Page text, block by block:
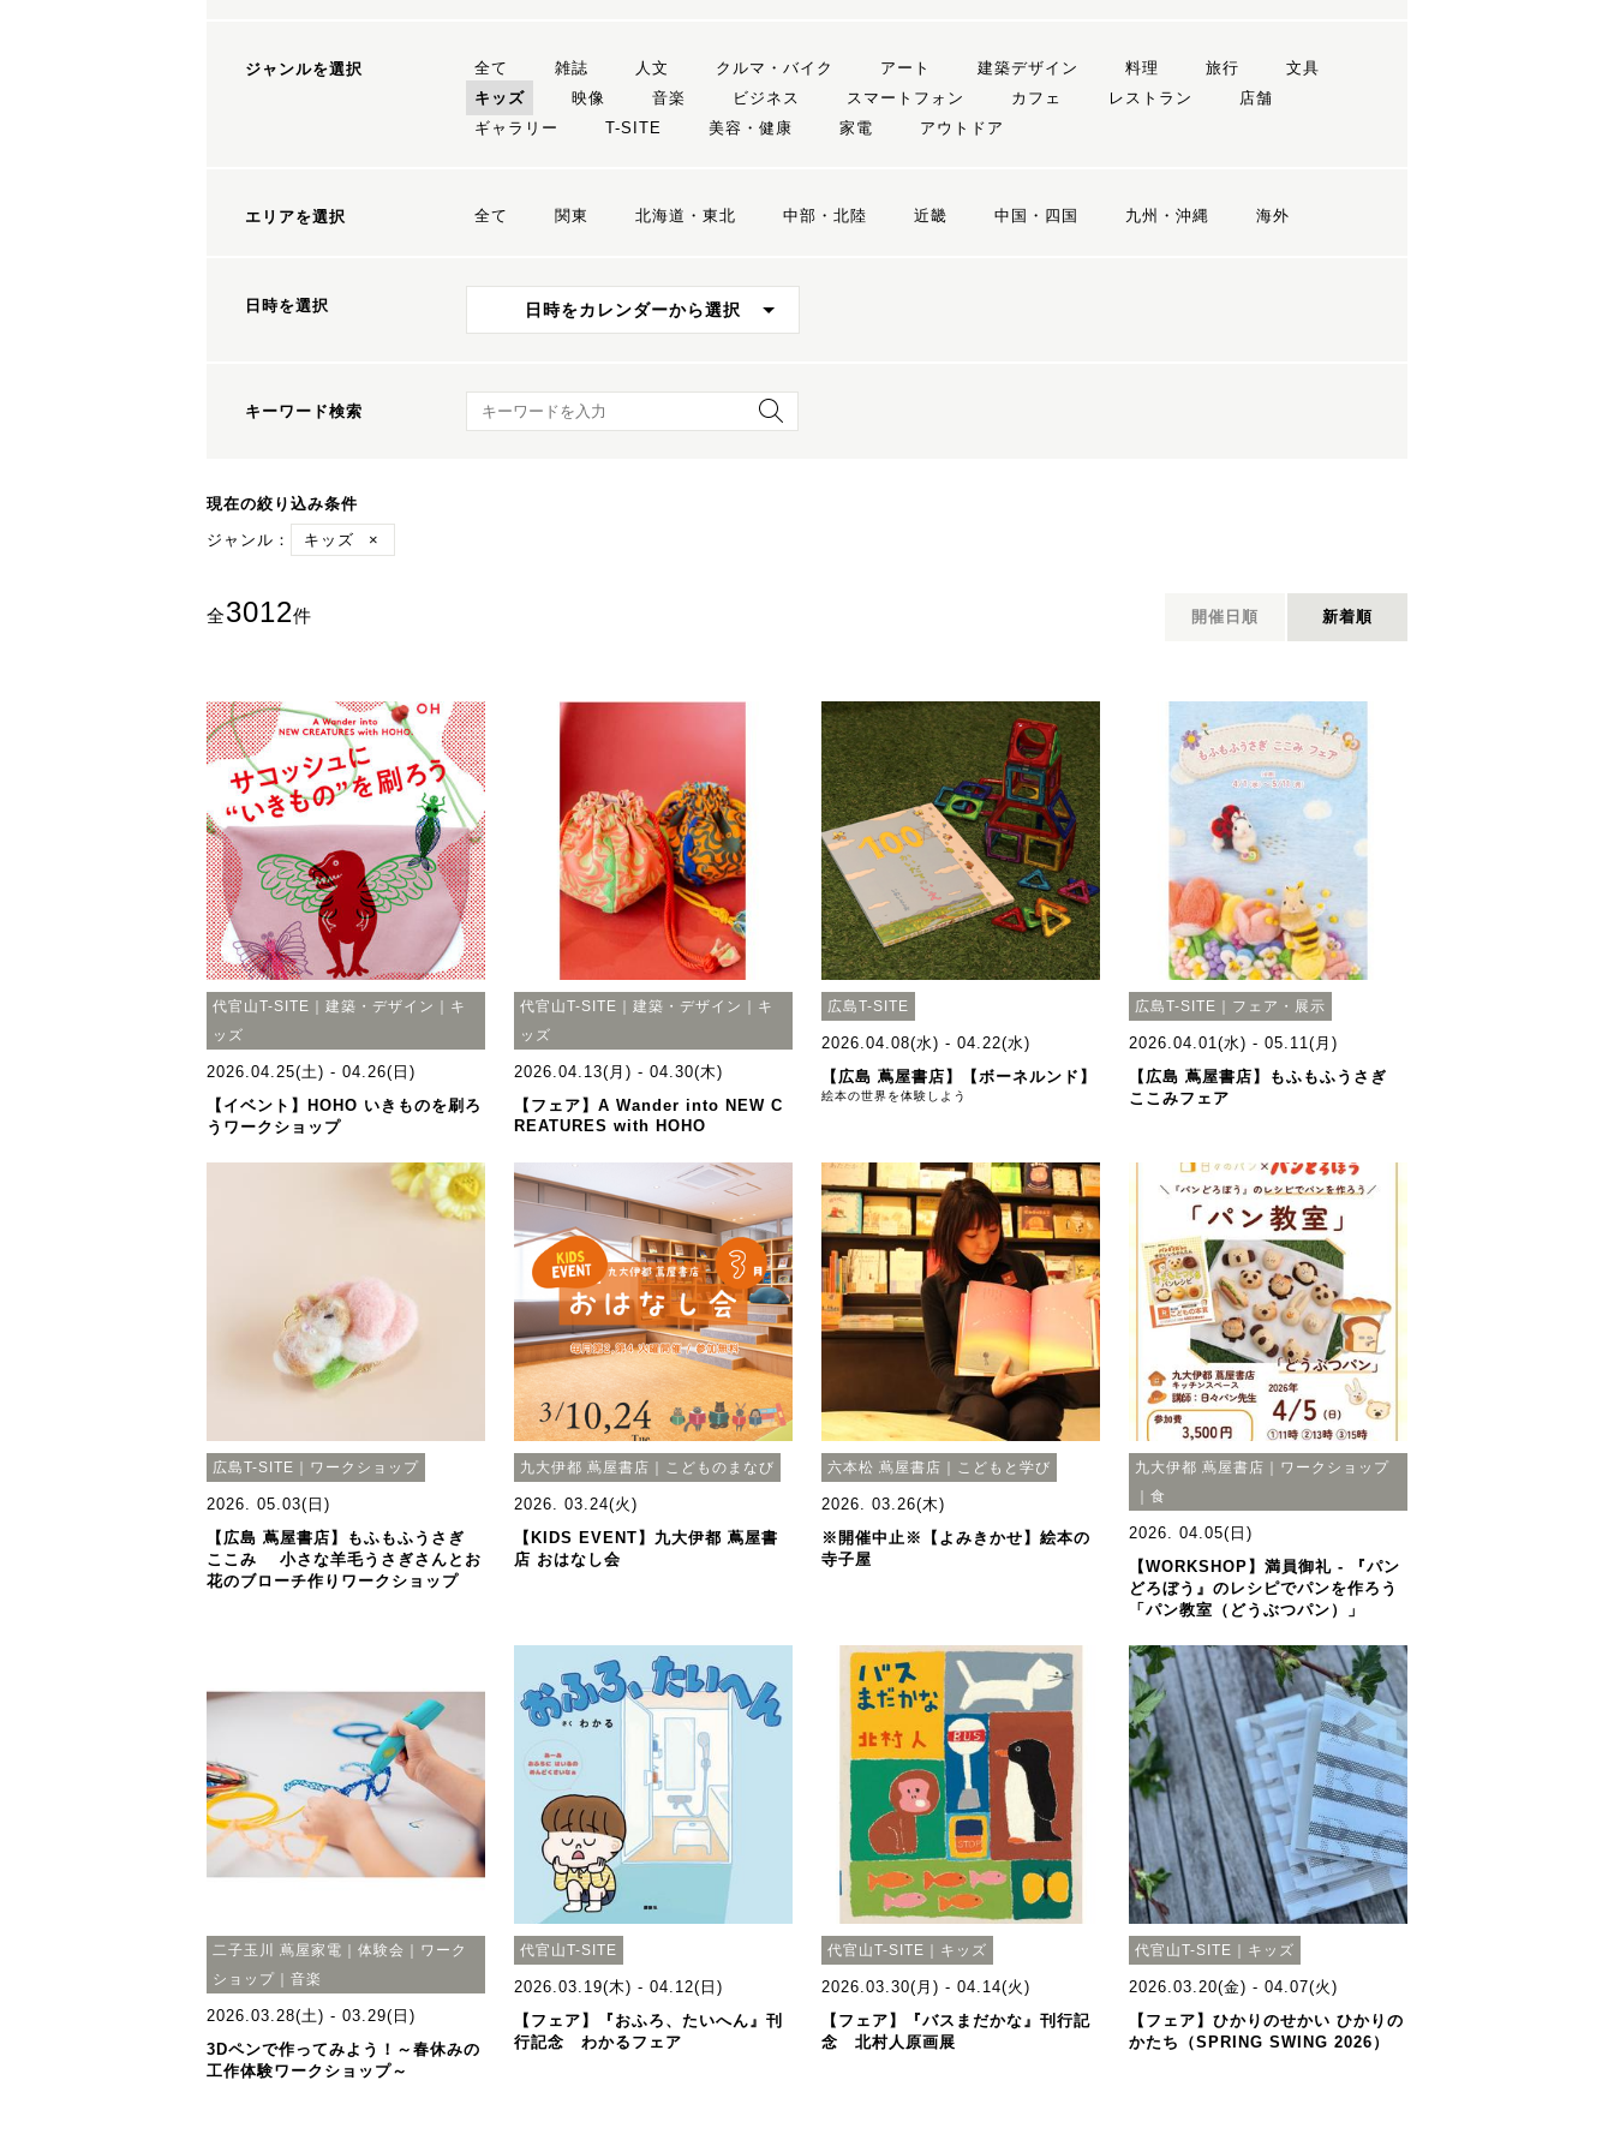
ジャンルを選択 全て 雑誌 人文 クルマ・バイク アート 建築デザイン 料理 旅行
文具
キッズ
映像 音楽 ビジネス スマートフォン カフェ レストラン
店舗
ギャラリー
T-SITE 美容・健康 家電 アウトドア
エリアを選択 全て 関東 北海道・東北 中部・北陸 近畿 中国・四国 九州・沖縄 海外
日時を選択 日時をカレンダーから選択
キーワード検索 キーワード検索
現在の絞り込み条件
ジャンル：
キッズ ×
全3012件 開催日順 新着順
代官山T-SITE｜建築・デザイン｜キ
ッズ
2026.04.25(土) - 04.26(日)
【イベント】HOHO いきものを刷ろ
うワークショップ
代官山T-SITE｜建築・デザイン｜キ
ッズ
2026.04.13(月) - 04.30(木)
【フェア】A Wander into NEW C
REATURES with HOHO
広島T-SITE
2026.04.08(水) - 04.22(水)
【広島 蔦屋書店】【ボーネルンド】
絵本の世界を体験しよう
広島T-SITE｜フェア・展示
2026.04.01(水) - 05.11(月)
【広島 蔦屋書店】もふもふうさぎ
ここみフェア
広島T-SITE｜ワークショップ
2026. 05.03(日)
【広島 蔦屋書店】もふもふうさぎ
ここみ 小さな羊毛うさぎさんとお
花のブローチ作りワークショップ
九大伊都 蔦屋書店｜こどものまなび
2026. 03.24(火)
【KIDS EVENT】九大伊都 蔦屋書
店 おはなし会
六本松 蔦屋書店｜こどもと学び
2026. 03.26(木)
※開催中止※【よみきかせ】絵本の
寺子屋
九大伊都 蔦屋書店｜ワークショップ
｜食
2026. 04.05(日)
【WORKSHOP】満員御礼 - 『パン
どろぼう』のレシピでパンを作ろう
「パン教室（どうぶつパン）」
二子玉川 蔦屋家電｜体験会｜ワーク
ショップ｜音楽
2026.03.28(土) - 03.29(日)
3Dペンで作ってみよう！～春休みの
工作体験ワークショップ～
代官山T-SITE
2026.03.19(木) - 04.12(日)
【フェア】『おふろ、たいへん』刊
行記念 わかるフェア
代官山T-SITE｜キッズ
2026.03.30(月) - 04.14(火)
【フェア】『バスまだかな』刊行記
念 北村人原画展
代官山T-SITE｜キッズ
2026.03.20(金) - 04.07(火)
【フェア】ひかりのせかい ひかりの
かたち（SPRING SWING 2026）